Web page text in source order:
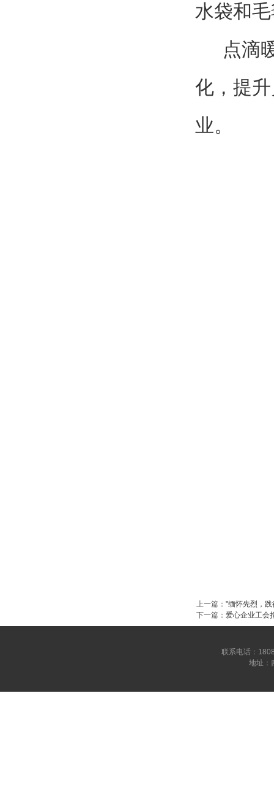
水袋和
点滴暖
化，提
业。
上一篇 ： "缅怀先烈，
下一篇 ： 爱心企业工会
联系电话：
地址：